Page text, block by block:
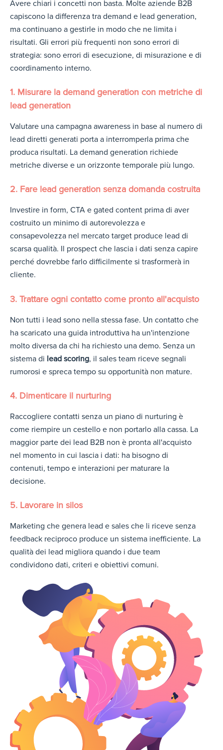
Avere chiari i concetti non basta. Molte aziende B2B
capiscono la differenza tra demand e lead generation,
ma continuano a gestirle in modo che ne limita i
risultati. Gli errori più frequenti non sono errori di
strategia: sono errori di esecuzione, di misurazione e di
coordinamento interno.
1. Misurare la demand generation con metriche di
lead generation
Valutare una campagna awareness in base al numero di
lead diretti generati porta a interromperla prima che
produca risultati. La demand generation richiede
metriche diverse e un orizzonte temporale più lungo.
2. Fare lead generation senza domanda costruita
Investire in form, CTA e gated content prima di aver
costruito un minimo di autorevolezza e
consapevolezza nel mercato target produce lead di
scarsa qualità. Il prospect che lascia i dati senza capire
perché dovrebbe farlo difficilmente si trasformerà in
cliente.
3. Trattare ogni contatto come pronto all'acquisto
Non tutti i lead sono nella stessa fase. Un contatto che
ha scaricato una guida introduttiva ha un'intenzione
molto diversa da chi ha richiesto una demo. Senza un
sistema di lead scoring, il sales team riceve segnali
rumorosi e spreca tempo su opportunità non mature.
4. Dimenticare il nurturing
Raccogliere contatti senza un piano di nurturing è
come riempire un cestello e non portarlo alla cassa. La
maggior parte dei lead B2B non è pronta all'acquisto
nel momento in cui lascia i dati: ha bisogno di
contenuti, tempo e interazioni per maturare la
decisione.
5. Lavorare in silos
Marketing che genera lead e sales che li riceve senza
feedback reciproco produce un sistema inefficiente. La
qualità dei lead migliora quando i due team
condividono dati, criteri e obiettivi comuni.